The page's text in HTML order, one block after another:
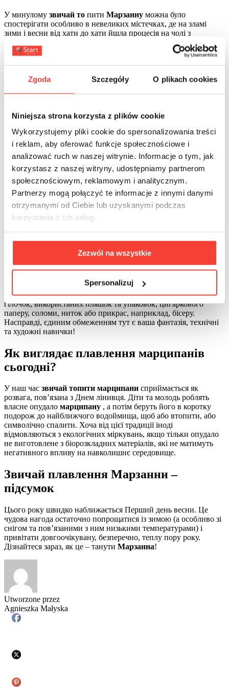
Zgoda Szczegóły O plikach cookies
Niniejsza strona korzysta z plików cookie
Wykorzystujemy pliki cookie do spersonalizowania treści
i reklam, aby oferować funkcje społecznościowe i
analizować ruch w naszej witrynie. Informacje o tym, jak
korzystasz z naszej witryny, udostępniamy partnerom
społecznościowym, reklamowym i analitycznym.
Partnerzy mogą połączyć te informacje z innymi danymi
otrzymanymi od Ciebie lub uzyskanymi podczas
korzystania z ich usług.
Zezwól na wszystkie
Spersonalizuj
У минулому звичай то пити Марзанну можна було
спостерігати особливо в невеликих містечках, де на зламі
зими і весни від хати до хати йшла процесія на чолі з
опудалом, яке тримали в руках кількарічні дівчатка і
хлопчики, також оздоблені зеленими ялівцевими гілочками.
Метою такої ходи було винести його за межі села. У деяких
Марзаніока. Зі
звичаєм топити Марзаннутакож пов’язано
нещастя у вигляді хвороб у родині.
Коли топиться Марзанна?
У Польщізвичай топити Марзаннузберігся до наших днів у
багатьох регіонах нашої країни. Люди, які хочуть культивувати
цю традицію, символічно вбивають опудало в перший день
календарної весни, тобто 21 березня (у 2023 році це буде
вівторок).
Як зробити Марзанну?
ВиготовитиМарзаннувласноруч не складно. Для цього
можна використовувати різні матеріали. Основою для такої
конструкції зазвичай є дві палички (коротша і довша),
прикріплені одна до одної у вигляді хреста, на яку зверху
у вигляді шматочків тканини та ганчірок,
старих газет, різнокольорових стрічок, пластикових предметів,
гілочок, використаних пляшок та упаковок, цигаркового
паперу, соломи, ниток або прикрас, наприклад, бісеру.
Насправді, єдиним обмеженням тут є ваша фантазія, технічні
та художні навички!
Як виглядає плавлення марципанів
сьогодні?
У наш час звичай топити марципани сприймається як
розвага, пов’язана з Днем лінивця. Діти та молодь роблять
власне опудало марципану , а потім беруть його в коротку
подорож до найближчого водоймища, щоб або втопити, або
символічно спалити. Хоча від цієї традиції іноді
відмовляються з екологічних міркувань, якщо тільки опудало
не виготовлене з біорозкладних матеріалів, які не матимуть
негативного впливу на навколишнє середовище.
Звичай плавлення Марзанни –
підсумок
Цього року швидко наближається Перший день весни. Це
чудова нагода остаточно попрощатися із зимою (а особливо зі
снігом та пов’язаними з ним низькими температурами) і
привітати довгоочікувану, безперечно, теплу пору року.
Дізнайтеся зараз, як це – танути Марзанна!
Utworzone przez
Agnieszka Małyska